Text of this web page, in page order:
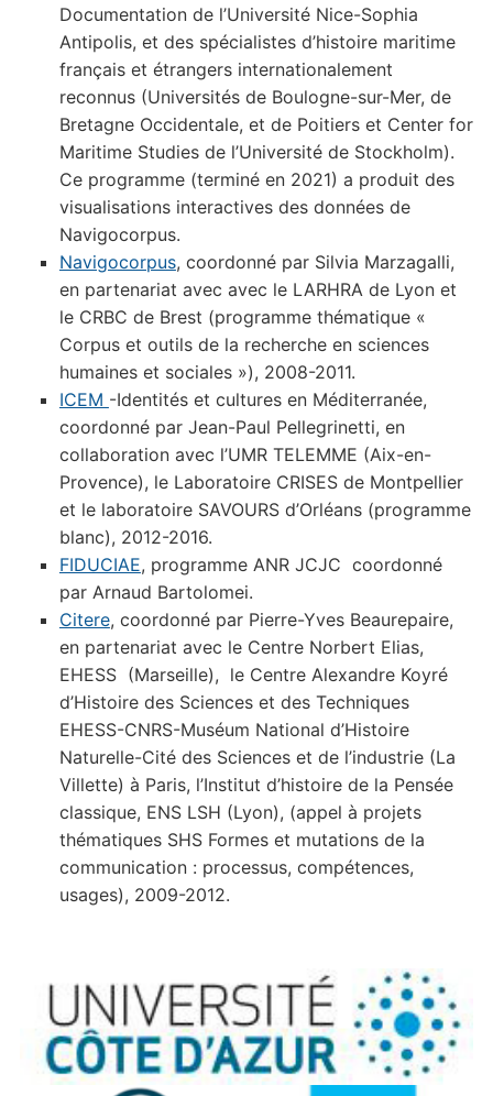
Documentation de l’Université Nice-Sophia
Antipolis, et des spécialistes d’histoire maritime
français et étrangers internationalement
reconnus (Universités de Boulogne-sur-Mer, de
Bretagne Occidentale, et de Poitiers et Center for
Maritime Studies de l’Université de Stockholm).
Ce programme (terminé en 2021) a produit des
visualisations interactives des données de
Navigocorpus.
Navigocorpus, coordonné par Silvia Marzagalli,
en partenariat avec avec le LARHRA de Lyon et
le CRBC de Brest (programme thématique «
Corpus et outils de la recherche en sciences
humaines et sociales »), 2008-2011.
ICEM -Identités et cultures en Méditerranée,
coordonné par Jean-Paul Pellegrinetti, en
collaboration avec l’UMR TELEMME (Aix-en-
Provence), le Laboratoire CRISES de Montpellier
et le laboratoire SAVOURS d’Orléans (programme
blanc), 2012-2016.
FIDUCIAE, programme ANR JCJC coordonné
par Arnaud Bartolomei.
Citere, coordonné par Pierre-Yves Beaurepaire,
en partenariat avec le Centre Norbert Elias,
EHESS (Marseille), le Centre Alexandre Koyré
d’Histoire des Sciences et des Techniques
EHESS-CNRS-Muséum National d’Histoire
Naturelle-Cité des Sciences et de l’industrie (La
Villette) à Paris, l’Institut d’histoire de la Pensée
classique, ENS LSH (Lyon), (appel à projets
thématiques SHS Formes et mutations de la
communication : processus, compétences,
usages), 2009-2012.